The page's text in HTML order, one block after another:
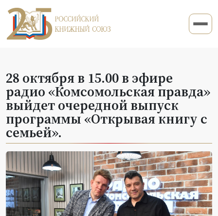
28 октября в 15.00 в эфире
радио «Комсомольская правда»
выйдет очередной выпуск
программы «Открывая книгу с
семьей».